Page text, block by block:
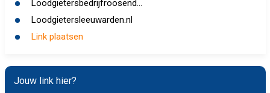
Loodgietersbedrijfroosend...
Loodgietersleeuwarden.nl
Link plaatsen
Jouw link hier?